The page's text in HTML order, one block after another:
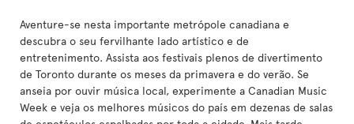
Aventure-se nesta importante metrópole canadiana e
descubra o seu fervilhante lado artístico e de
entretenimento. Assista aos festivais plenos de divertimento
de Toronto durante os meses da primavera e do verão. Se
anseia por ouvir música local, experimente a Canadian Music
Week e veja os melhores músicos do país em dezenas de salas